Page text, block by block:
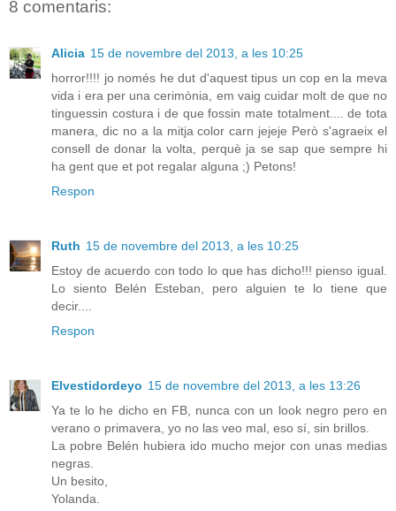
8 comentaris:
Alicia 15 de novembre del 2013, a les 10:25
horror!!!! jo només he dut d'aquest tipus un cop en la meva
vida i era per una cerimònia, em vaig cuidar molt de que no
tinguessin costura i de que fossin mate totalment.... de tota
manera, dic no a la mitja color carn jejeje Però s'agraeix el
consell de donar la volta, perquè ja se sap que sempre hi
ha gent que et pot regalar alguna ;) Petons!
Respon
Ruth 15 de novembre del 2013, a les 10:25
Estoy de acuerdo con todo lo que has dicho!!! pienso igual.
Lo siento Belén Esteban, pero alguien te lo tiene que
decir....
Respon
Elvestidordeyo 15 de novembre del 2013, a les 13:26
Ya te lo he dicho en FB, nunca con un look negro pero en
verano o primavera, yo no las veo mal, eso sí, sin brillos.
La pobre Belén hubiera ido mucho mejor con unas medias
negras.
Un besito,
Yolanda.